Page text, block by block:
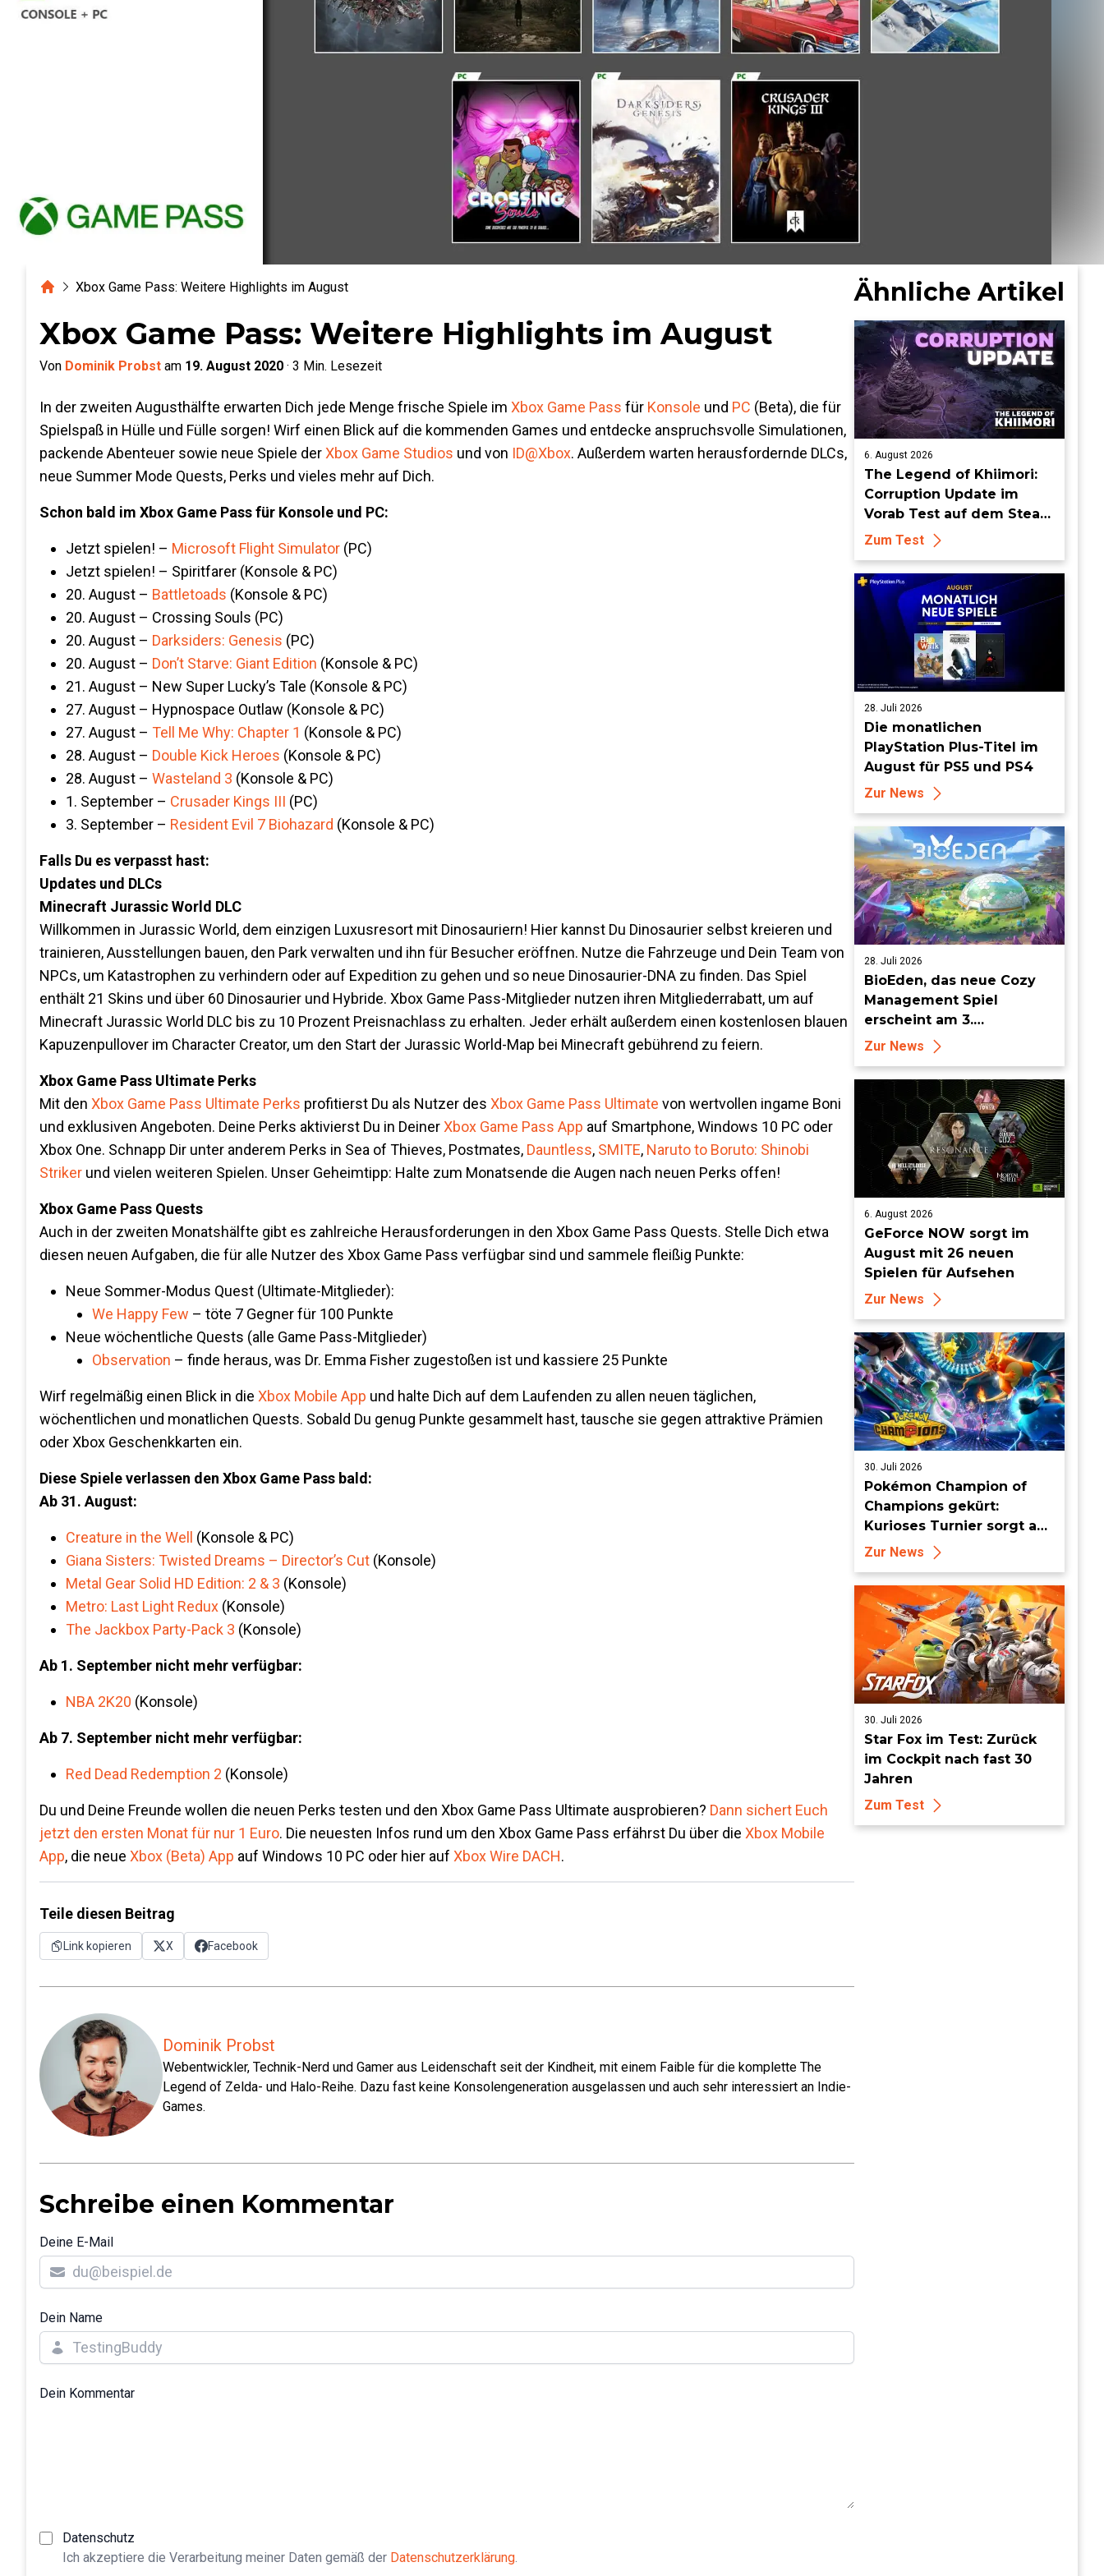
HomeXbox Game Pass: Weitere Highlights im August
Xbox Game Pass: Weitere Highlights im August
Von Dominik Probst am 19. August 2020 · 3 Min. Lesezeit
In der zweiten Augusthälfte erwarten Dich jede Menge frische Spiele im Xbox Game Pass für Konsole und PC (Beta), die für
Spielspaß in Hülle und Fülle sorgen! Wirf einen Blick auf die kommenden Games und entdecke anspruchsvolle Simulationen,
packende Abenteuer sowie neue Spiele derXbox Game Studios und von ID@Xbox. Außerdem warten herausfordernde DLCs,
neue Summer Mode Quests, Perks und vieles mehr auf Dich.
Schon bald im Xbox Game Pass für Konsole und PC:
Jetzt spielen! – Microsoft Flight Simulator (PC)
Jetzt spielen! – Spiritfarer (Konsole & PC)
20. August – Battletoads (Konsole & PC)
20. August – Crossing Souls (PC)
20. August – Darksiders: Genesis (PC)
20. August – Don’t Starve: Giant Edition (Konsole & PC)
21. August – New Super Lucky’s Tale (Konsole & PC)
27. August – Hypnospace Outlaw (Konsole & PC)
27. August – Tell Me Why: Chapter 1 (Konsole & PC)
28. August – Double Kick Heroes (Konsole & PC)
28. August – Wasteland 3 (Konsole & PC)
1. September – Crusader Kings III (PC)
3. September – Resident Evil 7 Biohazard (Konsole & PC)
Falls Du es verpasst hast:
Updates und DLCs
Minecraft Jurassic World DLC
Willkommen in Jurassic World, dem einzigen Luxusresort mit Dinosauriern! Hier kannst Du Dinosaurier selbst kreieren und
trainieren, Ausstellungen bauen, den Park verwalten und ihn für Besucher eröffnen. Nutze die Fahrzeuge und Dein Team von
NPCs, um Katastrophen zu verhindern oder auf Expedition zu gehen und so neue Dinosaurier-DNA zu finden. Das Spiel
enthält 21 Skins und über 60 Dinosaurier und Hybride. Xbox Game Pass-Mitglieder nutzen ihren Mitgliederrabatt, um auf
Minecraft Jurassic World DLC bis zu 10 Prozent Preisnachlass zu erhalten. Jeder erhält außerdem einen kostenlosen blauen
Kapuzenpullover im Character Creator, um den Start der Jurassic World-Map bei Minecraft gebührend zu feiern.
Xbox Game Pass Ultimate Perks
Mit den Xbox Game Pass Ultimate Perks profitierst Du als Nutzer des Xbox Game Pass Ultimate von wertvollen ingame Boni
und exklusiven Angeboten. Deine Perks aktivierst Du in DeinerXbox Game Pass App auf Smartphone, Windows 10 PC oder
Xbox One. Schnapp Dir unter anderem Perks in Sea of Thieves, Postmates, Dauntless, SMITE, Naruto to Boruto: Shinobi
Striker und vielen weiteren Spielen. Unser Geheimtipp: Halte zum Monatsende die Augen nach neuen Perks offen!
Xbox Game Pass Quests
Auch in der zweiten Monatshälfte gibt es zahlreiche Herausforderungen in den Xbox Game Pass Quests. Stelle Dich etwa
diesen neuen Aufgaben, die für alle Nutzer des Xbox Game Pass verfügbar sind und sammele fleißig Punkte:
Neue Sommer-Modus Quest (Ultimate-Mitglieder):
We Happy Few – töte 7 Gegner für 100 Punkte
Neue wöchentliche Quests (alle Game Pass-Mitglieder)
Observation – finde heraus, was Dr. Emma Fisher zugestoßen ist und kassiere 25 Punkte
Wirf regelmäßig einen Blick in die Xbox Mobile App und halte Dich auf dem Laufenden zu allen neuen täglichen,
wöchentlichen und monatlichen Quests. Sobald Du genug Punkte gesammelt hast, tausche sie gegen attraktive Prämien
oder Xbox Geschenkkarten ein.
Diese Spiele verlassen den Xbox Game Pass bald:
Ab 31. August:
Creature in the Well
(Konsole & PC)
Giana Sisters: Twisted Dreams – Director’s Cut (Konsole)
Metal Gear Solid HD Edition: 2 & 3 (Konsole)
Metro: Last Light Redux (Konsole)
The Jackbox Party-Pack 3 (Konsole)
Ab 1. September nicht mehr verfügbar:
NBA 2K20 (Konsole)
Ab 7. September nicht mehr verfügbar:
Red Dead Redemption 2 (Konsole)
Du und Deine Freunde wollen die neuen Perks testen und den Xbox Game Pass Ultimate ausprobieren? Dann sichert Euch
jetzt den ersten Monat für nur 1 Euro. Die neuesten Infos rund um den Xbox Game Pass erfährst Du über die Xbox Mobile
App, die neue Xbox (Beta) App auf Windows 10 PC oder hier auf Xbox Wire DACH.
Teile diesen Beitrag
Link kopieren X Facebook
Dominik Probst
Webentwickler, Technik-Nerd und Gamer aus Leidenschaft seit der Kindheit, mit einem Faible für die komplette The
Legend of Zelda- und Halo-Reihe. Dazu fast keine Konsolengeneration ausgelassen und auch sehr interessiert an Indie-
Games.
Schreibe einen Kommentar
Deine E-Mail
Dein Name
Dein Kommentar
Datenschutz
Ich akzeptiere die Verarbeitung meiner Daten gemäß der Datenschutzerklärung.
Ähnliche Artikel
6. August 2026
The Legend of Khiimori:
Corruption Update im
Vorab Test auf dem Steam
Deck - Die Idylle bekommt
dunkle Risse
Zum Test
28. Juli 2026
Die monatlichen
PlayStation Plus-Titel im
August für PS5 und PS4
Zur News
28. Juli 2026
BioEden, das neue Cozy
Management Spiel
erscheint am 3.
September für PS5, Xbox
Series, Nintendo Switch 2
und Steam
Zur News
6. August 2026
GeForce NOW sorgt im
August mit 26 neuen
Spielen für Aufsehen
Zur News
30. Juli 2026
Pokémon Champion of
Champions gekürt:
Kurioses Turnier sorgt auf
Londoner Bühne für
Zur News
30. Juli 2026
Star Fox im Test: Zurück
im Cockpit nach fast 30
Jahren
Zum Test